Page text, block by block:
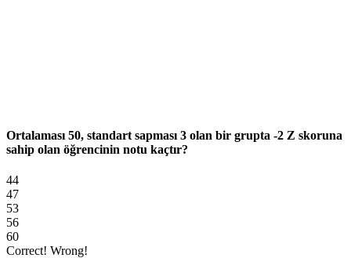
Ortalaması 50, standart sapması 3 olan bir grupta -2 Z skoruna
sahip olan öğrencinin notu kaçtır?
44
47
53
56
60
Correct! Wrong!